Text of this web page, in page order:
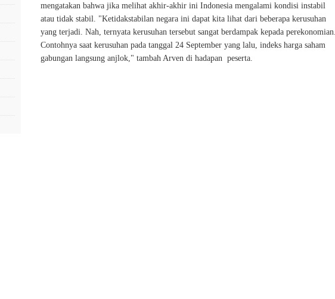
mengatakan bahwa jika melihat akhir-akhir ini Indonesia mengalami kondisi instabil
atau tidak stabil. "Ketidakstabilan negara ini dapat kita lihat dari beberapa kerusuhan
yang terjadi. Nah, ternyata kerusuhan tersebut sangat berdampak kepada perekonomian.
Contohnya saat kerusuhan pada tanggal 24 September yang lalu, indeks harga saham
gabungan langsung anjlok," tambah Arven di hadapan peserta.